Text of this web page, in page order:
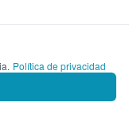
Política de privacidad